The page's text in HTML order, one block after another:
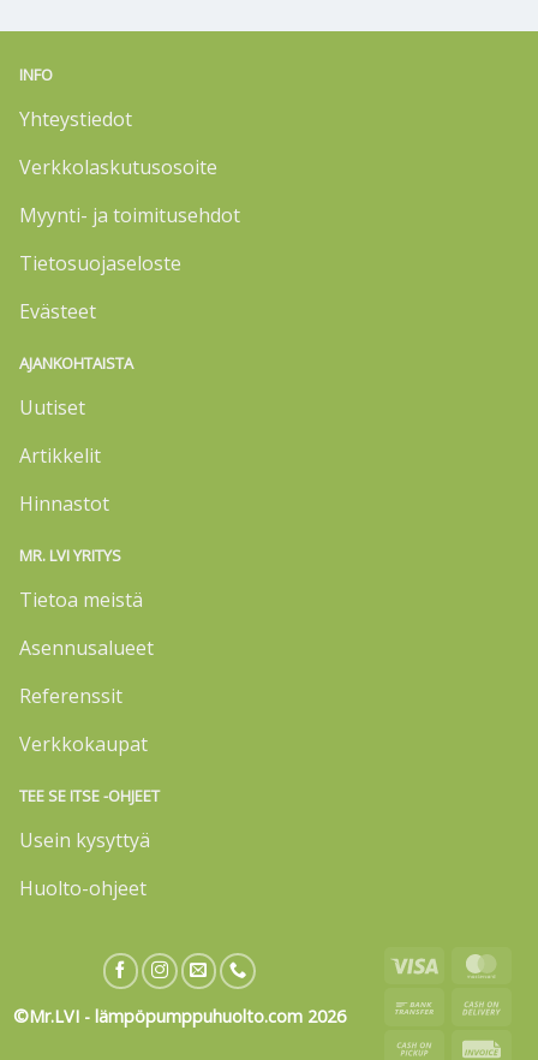
INFO
Yhteystiedot
Verkkolaskutusosoite
Myynti- ja toimitusehdot
Tietosuojaseloste
Evästeet
AJANKOHTAISTA
Uutiset
Artikkelit
Hinnastot
MR. LVI YRITYS
Tietoa meistä
Asennusalueet
Referenssit
Verkkokaupat
TEE SE ITSE -OHJEET
Usein kysyttyä
Huolto-ohjeet
©Mr.LVI - lämpöpumppuhuolto.com 2026
Visa
Bank
Cash